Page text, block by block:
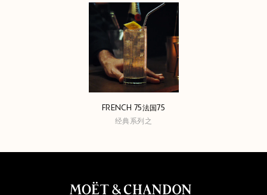
FRENCH 75法国75
经典系列之